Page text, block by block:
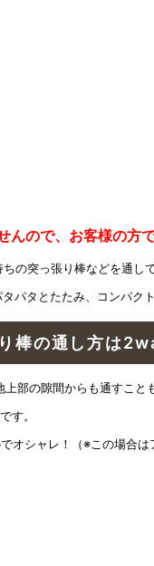
ので、お客様の方
の突っ張り棒などを通し
パタとたたみ、コンパク
棒の通し方は
部の隙間からも通すこと
す。
オシャレ！（※この場合